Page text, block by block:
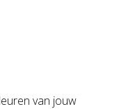
van jouw